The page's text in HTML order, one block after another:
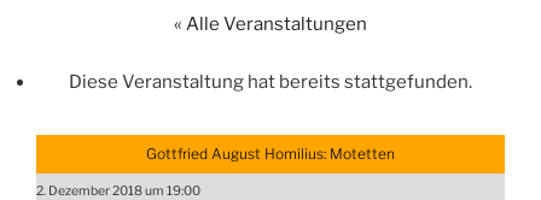
« Alle Veranstaltungen
Diese Veranstaltung hat bereits stattgefunden.
Gottfried August Homilius: Motetten
2. Dezember 2018 um 19:00